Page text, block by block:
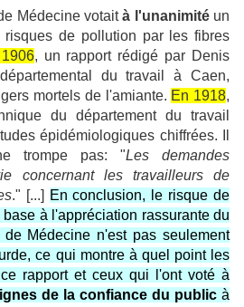
Médecine votaità l'unanimitéun
risques de pollution par les fibres
, un rapport rédigé par Denis
du travail à Caen,
mortels de l'amiante. En 1918,
du département du travail
épidémiologiques chiffrées. Il
trompe pas: "Les demandes
concernant les travailleurs de
." [...] En conclusion, le risque de
à l'appréciation rassurante du
Médecine n'est pas seulement
ce qui montre à quel point les
rapport et ceux qui l'ont voté à
de la confiance du public à